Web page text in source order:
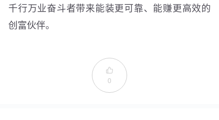
千行万业奋斗者带来能装更可靠、能赚更高效的
创富伙伴。

0